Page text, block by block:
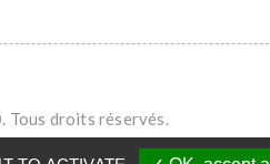
Tous droits réservés.